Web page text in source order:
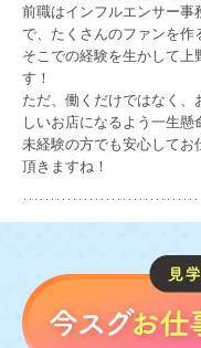
前職はインフルエンサー事
で、たくさんのファンを作
そこでの経験を生かして上
す！
ただ、働くだけではなく
しいお店になるよう一生
未経験の方でも安心してお
頂きますね！